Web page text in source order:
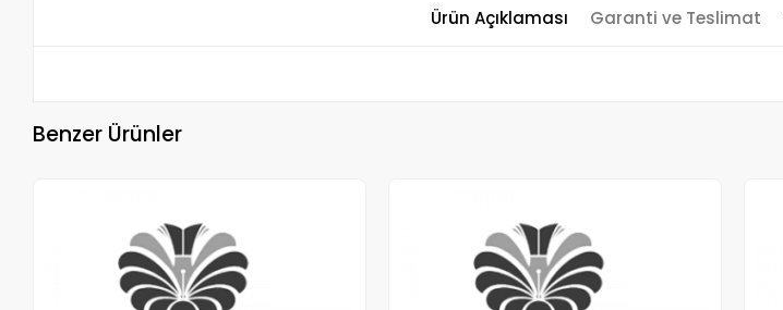
Ürün Açıklaması Garanti ve Teslimat
Benzer Ürünler